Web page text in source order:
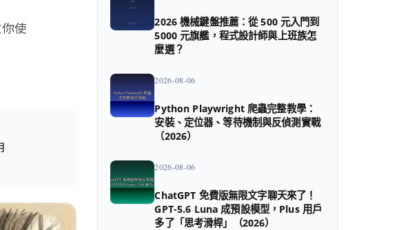
使
2026 機械鍵盤推薦：從 500 元入門到
5000 元旗艦，程式設計師與上班族怎
麼選？
2026-08-06
Python Playwright 爬蟲完整教學：
安裝、定位器、等待機制與反偵測實戰
（2026）
2026-08-06
ChatGPT 免費版無限文字聊天來了！
GPT-5.6 Luna 成預設模型，Plus 用戶
多了「思考滑桿」（2026）